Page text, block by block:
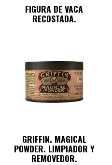
FIGURA DE VACA
RECOSTADA.
GRIFFIN. MAGICAL
POWDER. LIMPIADOR Y
REMOVEDOR.